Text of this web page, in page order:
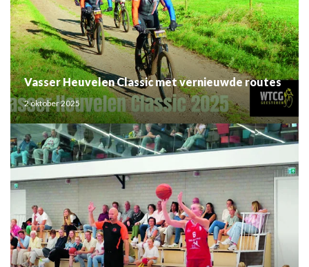
Vasser Heuvelen Classic met vernieuwde routes
2 oktober 2025